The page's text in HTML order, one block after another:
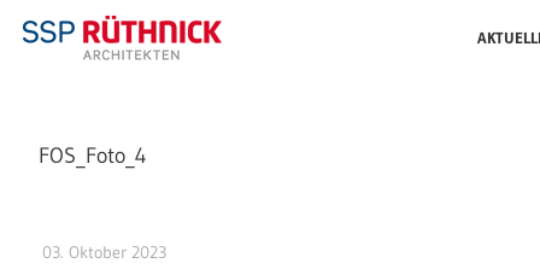
FOS_Foto_4
03. Oktober 2023